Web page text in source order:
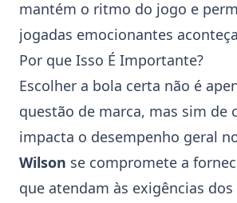
mantém o ritmo do jogo e
jogadas emocionantes
Por que Isso É Importante?
Escolher a bola certa não é
questão de marca, mas sim de
impacta o desempenho geral
Wilson se compromete a
que atendam às exigências